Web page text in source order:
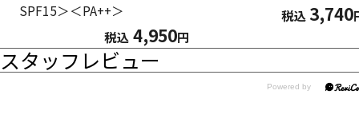
SPF15＞＜PA++＞
税込 4,950円
税込 3,740
スタッフレビュー